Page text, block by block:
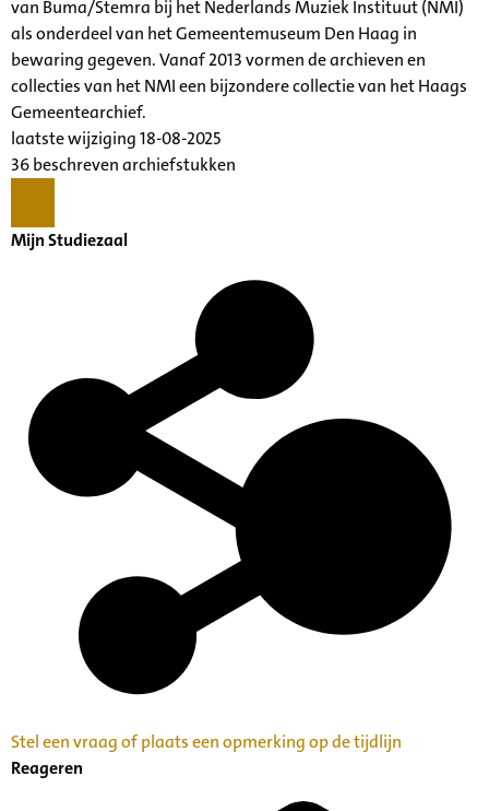
van Buma/Stemra bij het Nederlands Muziek Instituut (NMI)
als onderdeel van het Gemeentemuseum Den Haag in
bewaring gegeven. Vanaf 2013 vormen de archieven en
collecties van het NMI een bijzondere collectie van het Haags
Gemeentearchief.
laatste wijziging 18-08-2025
36 beschreven archiefstukken
Mijn Studiezaal
Stel een vraag of plaats een opmerking op de tijdlijn
Reageren